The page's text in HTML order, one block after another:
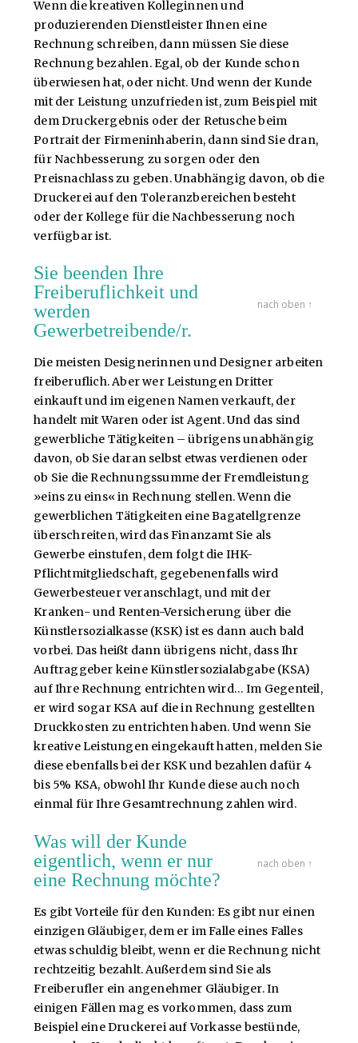
Wenn die kreativen Kolleginnen und
produzierenden Dienstleister Ihnen eine
Rechnung schreiben, dann müssen Sie diese
Rechnung bezahlen. Egal, ob der Kunde schon
überwiesen hat, oder nicht. Und wenn der Kunde
mit der Leistung unzufrieden ist, zum Beispiel mit
dem Druckergebnis oder der Retusche beim
Portrait der Firmeninhaberin, dann sind Sie dran,
für Nachbesserung zu sorgen oder den
Preisnachlass zu geben. Unabhängig davon, ob die
Druckerei auf den Toleranzbereichen besteht
oder der Kollege für die Nachbesserung noch
verfügbar ist.
Sie beenden Ihre
Freiberuflichkeit und
werden
Gewerbetreibende/r.
nach oben ↑
Die meisten Designerinnen und Designer arbeiten
freiberuflich. Aber wer Leistungen Dritter
einkauft und im eigenen Namen verkauft, der
handelt mit Waren oder ist Agent. Und das sind
gewerbliche Tätigkeiten – übrigens unabhängig
davon, ob Sie daran selbst etwas verdienen oder
ob Sie die Rechnungssumme der Fremdleistung
»eins zu eins« in Rechnung stellen. Wenn die
gewerblichen Tätigkeiten eine Bagatellgrenze
überschreiten, wird das Finanzamt Sie als
Gewerbe einstufen, dem folgt die IHK-
Pflichtmitgliedschaft, gegebenenfalls wird
Gewerbesteuer veranschlagt, und mit der
Kranken- und Renten-Versicherung über die
Künstlersozialkasse (KSK) ist es dann auch bald
vorbei. Das heißt dann übrigens nicht, dass Ihr
Auftraggeber keine Künstlersozialabgabe (KSA)
auf Ihre Rechnung entrichten wird… Im Gegenteil,
er wird sogar KSA auf die in Rechnung gestellten
Druckkosten zu entrichten haben. Und wenn Sie
kreative Leistungen eingekauft hatten, melden Sie
diese ebenfalls bei der KSK und bezahlen dafür 4
bis 5% KSA, obwohl Ihr Kunde diese auch noch
einmal für Ihre Gesamtrechnung zahlen wird.
Was will der Kunde
eigentlich, wenn er nur
eine Rechnung möchte?
nach oben ↑
Es gibt Vorteile für den Kunden: Es gibt nur einen
einzigen Gläubiger, dem er im Falle eines Falles
etwas schuldig bleibt, wenn er die Rechnung nicht
rechtzeitig bezahlt. Außerdem sind Sie als
Freiberufler ein angenehmer Gläubiger. In
einigen Fällen mag es vorkommen, dass zum
Beispiel eine Druckerei auf Vorkasse bestünde,